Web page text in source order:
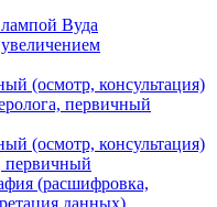
Вуда
(осмотр, консультация)
первичный
(осмотр, консультация)
первичный
(расшифровка,
данных)